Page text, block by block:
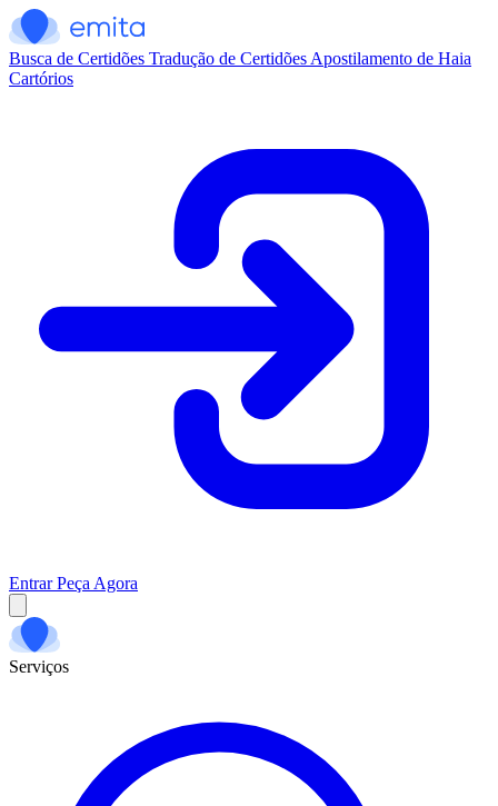
Busca de Certidões Tradução de Certidões Apostilamento de Haia
Cartórios
Entrar Peça Agora
Serviços